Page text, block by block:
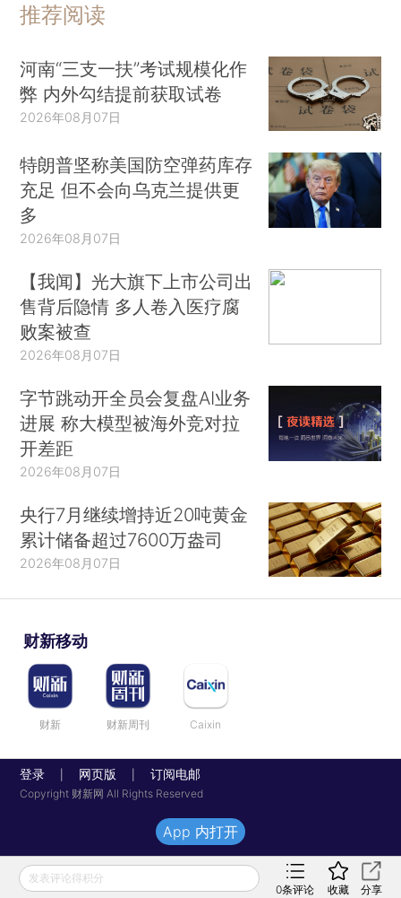
推荐阅读
河南“三支一扶”考试规模化作
弊 内外勾结提前获取试卷
2026年08月07日
特朗普坚称美国防空弹药库存
充足 但不会向乌克兰提供更
多
2026年08月07日
【我闻】光大旗下上市公司出
售背后隐情 多人卷入医疗腐
败案被查
2026年08月07日
字节跳动开全员会复盘AI业务
进展 称大模型被海外竞对拉
开差距
2026年08月07日
央行7月继续增持近20吨黄金
累计储备超过7600万盎司
2026年08月07日
财新移动
财新 财新周刊 Caixin
登录 网页版 订阅电邮
Copyright 财新网 All Rights Reserved
发表评论得积分
0条评论 收藏 分享
App 内打开